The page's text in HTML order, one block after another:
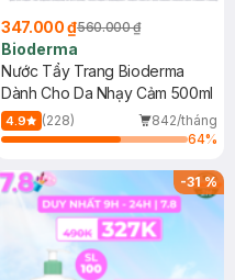
347.000 ₫560.000 ₫
Bioderma
Nước Tẩy Trang Bioderma
Dành Cho Da Nhạy Cảm 500ml
4.9 (228)
842/tháng
64%
-31%